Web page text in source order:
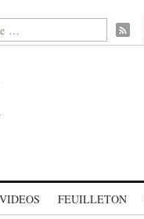
VIDEOS FEUILLETON